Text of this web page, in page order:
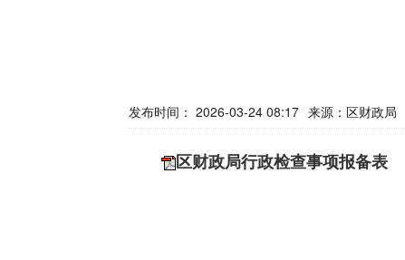
发布时间： 2026-03-24 08:17 来源： 区财政局
区财政局行政检查事项报备表